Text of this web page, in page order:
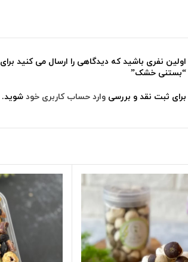
اولین نفری باشید که دیدگاهی را ارسال می کنید برای
“بستنی خشک”
برای ثبت نقد و بررسی وارد حساب کاربری خودشوید.